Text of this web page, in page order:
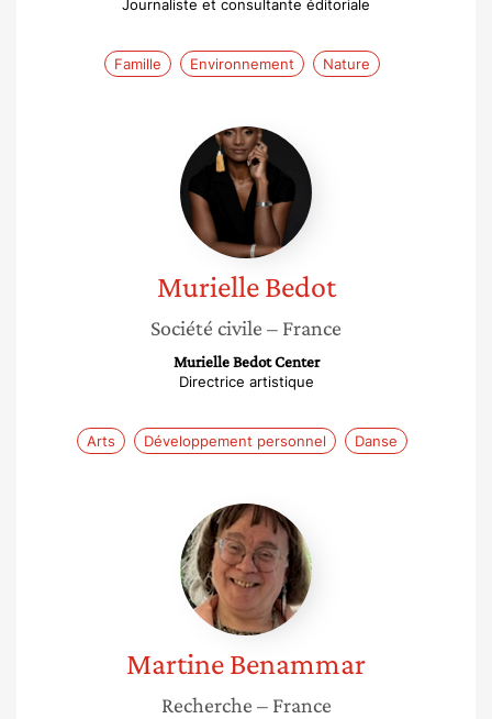
Journaliste et consultante éditoriale
Famille Environnement Nature
Murielle
Bedot
Murielle Bedot
Société civile – France
Murielle Bedot Center
Directrice artistique
Arts Développement personnel Danse
Martine
Benammar
MartineBenammar
Recherche – France